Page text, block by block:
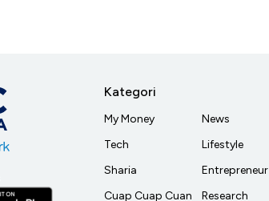
Kategori
My Money
Tech
Sharia
Cuap Cuap Cuan
News
Lifestyle
Entrepreneur
Research